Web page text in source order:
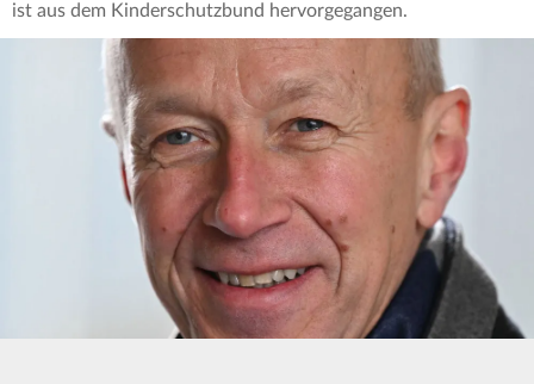
ist aus dem Kinderschutzbund hervorgegangen.